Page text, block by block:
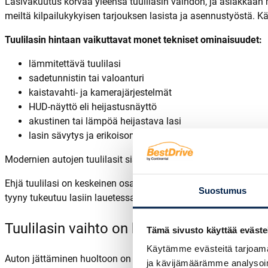
Suostumus
Tämä sivusto käyttää
Käytämme evästeitä
ja kävijämäärämme
meiltä kilpailukykyisen tarjouksen lasista ja asennustyöstä.
Tuulilasin hintaan vaikuttavat monet tekniset ominaisuudet:
lämmitettävä tuulilasi
sadetunnistin tai valoanturi
kaistavahti- ja kamerajärjestelmät
HUD-näyttö eli heijastusnäyttö
akustinen tai lämpöä heijastava lasi
lasin sävytys ja erikoisominaisuudet
Modernien autojen tuulilasit sisältävät paljon teknologiaa,
Ehjä tuulilasi on keskeinen osa auton turvarakennetta, sillä
tyyny tukeutuu lasiin lauetessaan. Lisäksi lasin muotoilu
Tuulilasin vaihto on helppoa Bestdrive
Auton jättäminen huoltoon on meillä helppoa erinomaisten